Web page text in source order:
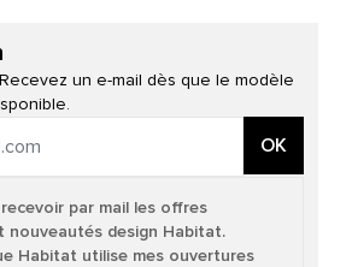
un e-mail dès que le modèle
OK
par mail les offres
nouveautés design Habitat.
Habitat utilise mes ouvertures